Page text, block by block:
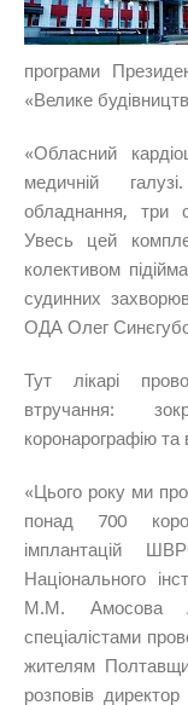
програми
«Велике
«Обласний
медичній
обладнання, три
Увесь цей
колективом
судинних
ОДА Олег
Тут лікарі
втручання:
коронарографію та
«Цього року ми
понад 700
імплантацій
Національного
М.М. Амосова
спеціалістами
жителям
розповів